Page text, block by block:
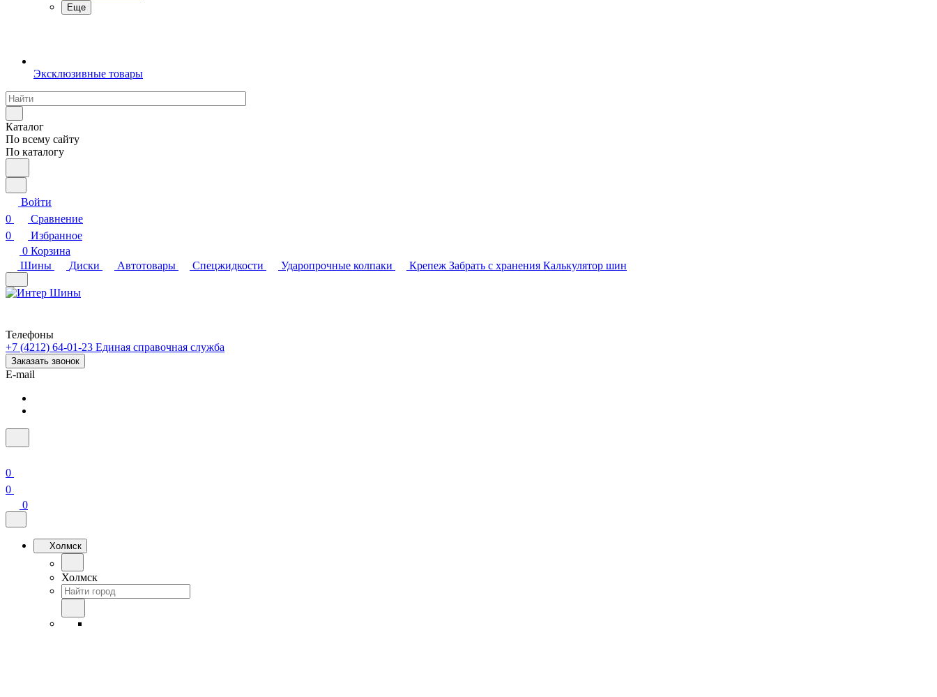
Еще
Эксклюзивные товары
Каталог
По всему сайту
По каталогу
Войти
0
Сравнение
0
Избранное
0 Корзина
Шины
Диски Автотовары Спецжидкости Ударопрочные колпаки Крепеж Забрать с хранения Калькулятор шин
Телефоны
+7 (4212) 64-01-23 Единая справочная служба
Заказать звонок
E-mail
0
0
0
Холмск
Холмск